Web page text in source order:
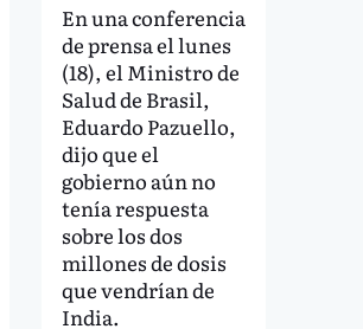
En una conferencia
de prensa el lunes
(18), el Ministro de
Salud de Brasil,
Eduardo Pazuello,
dijo que el
gobierno aún no
tenía respuesta
sobre los dos
millones de dosis
que vendrían de
India.